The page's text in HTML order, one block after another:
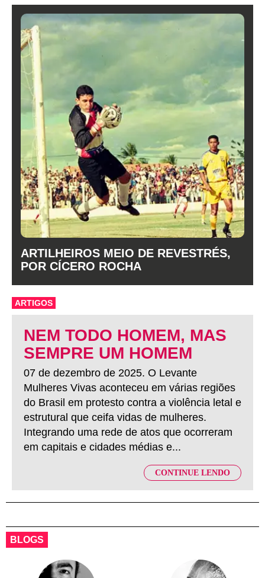
ARTILHEIROS MEIO DE REVESTRÉS,
POR CÍCERO ROCHA
ARTIGOS
NEM TODO HOMEM, MAS
SEMPRE UM HOMEM
07 de dezembro de 2025. O Levante
Mulheres Vivas aconteceu em várias regiões
do Brasil em protesto contra a violência letal e
estrutural que ceifa vidas de mulheres.
Integrando uma rede de atos que ocorreram
em capitais e cidades médias e...
CONTINUE LENDO
BLOGS